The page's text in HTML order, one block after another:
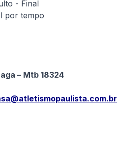
- Final
por tempo
– Mtb 18324